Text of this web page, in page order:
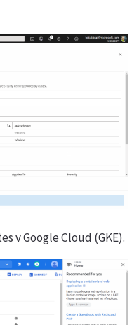
v Google Cloud (GKE).